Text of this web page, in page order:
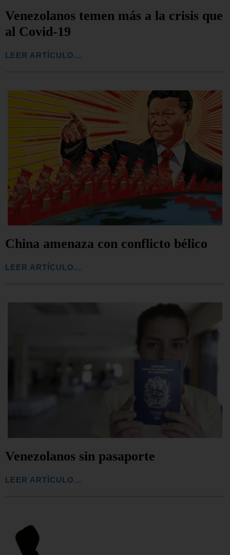
Venezolanos temen más a la crisis que
al Covid-19
LEER ARTÍCULO...
China amenaza con conflicto bélico
LEER ARTÍCULO...
Venezolanos sin pasaporte
LEER ARTÍCULO...